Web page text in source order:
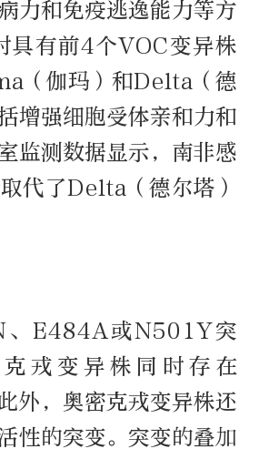
力和免疫逃逸能力等方
具有前4个VOC变异株
（伽玛）和Delta（德
增强细胞受体亲和力和
监测数据显示，南非感
代了Delta（德尔塔）
、E484A或N501Y突
戎变异株同时存在
，奥密克戎变异株还
性的突变。突变的叠加